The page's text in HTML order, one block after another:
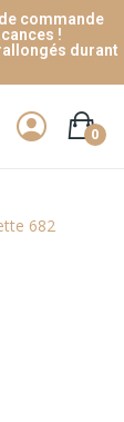
commande
!
durant
0
682